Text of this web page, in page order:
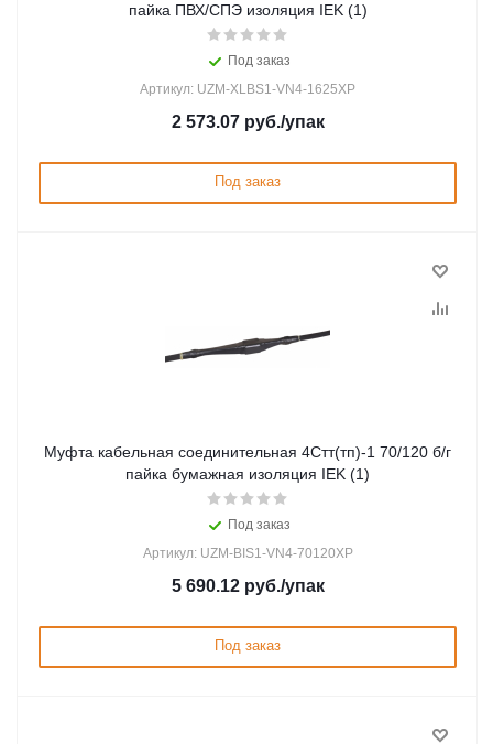
пайка ПВХ/СПЭ изоляция IEK (1)
Под заказ
Артикул: UZM-XLBS1-VN4-1625XP
2 573.07руб./упак
Под заказ
Муфта кабельная соединительная 4Стт(тп)-1 70/120 б/г
пайка бумажная изоляция IEK (1)
Под заказ
Артикул: UZM-BIS1-VN4-70120XP
5 690.12руб./упак
Под заказ